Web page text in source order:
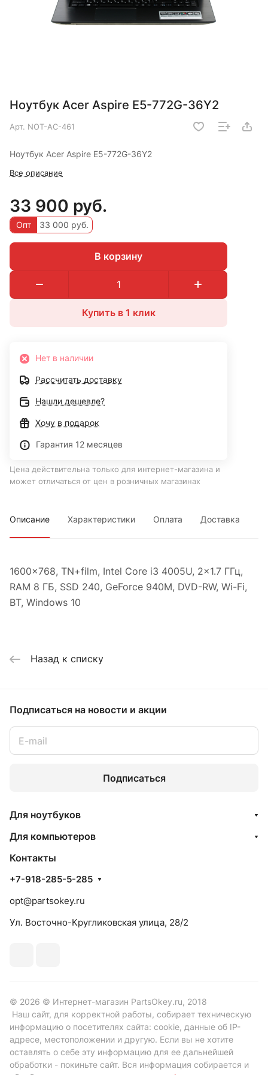
Ноутбук Acer Aspire E5-772G-36Y2
Арт. NOT-AC-461
Ноутбук Acer Aspire E5-772G-36Y2
Все описание
33 900 руб.
Опт 33 000 руб.
В корзину
Купить в 1 клик
Нет в наличии
Рассчитать доставку
Нашли дешевле?
Хочу в подарок
Гарантия 12 месяцев
Цена действительна только для интернет-магазина и
может отличаться от цен в розничных магазинах
Описание Характеристики Оплата Доставка
1600x768, TN+film, Intel Core i3 4005U, 2x1.7 ГГц,
RAM 8 ГБ, SSD 240, GeForce 940M, DVD-RW, Wi-Fi,
BT, Windows 10
Назад к списку
Подписаться на новости и акции
Подписаться
Для ноутбуков
Для компьютеров
Контакты
+7-918-285-5-285
opt@partsokey.ru
Ул. Восточно-Кругликовская улица, 28/2
© 2026 © Интернет-магазин PartsOkey.ru, 2018
Наш сайт, для корректной работы, собирает техническую
информацию о посетителях сайта: cookie, данные об IP-
адресе, местоположении и другую. Если вы не хотите
оставлять о себе эту информацию для ее дальнейшей
обработки - покиньте сайт. Вся информация собирается и